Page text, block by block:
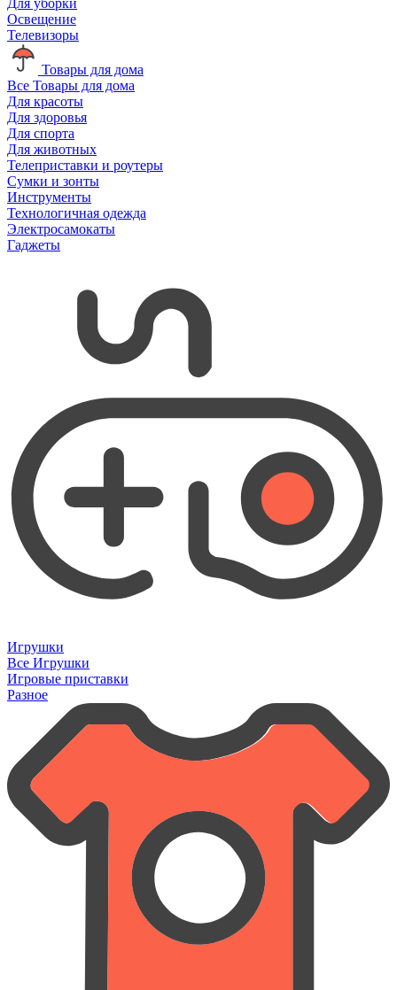
Освещение
Телевизоры
Товары для дома
Все Товары для дома
Для красоты
Для здоровья
Для спорта
Для животных
Телеприставки и роутеры
Сумки и зонты
Инструменты
Технологичная одежда
Электросамокаты
Гаджеты
Игрушки
Все Игрушки
Игровые приставки
Разное